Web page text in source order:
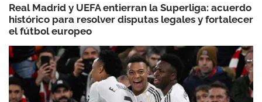
Real Madrid y UEFA entierran la Superliga: acuerdo
histórico para resolver disputas legales y fortalecer
el fútbol europeo